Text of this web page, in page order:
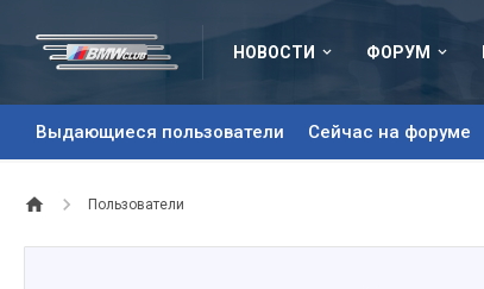
НОВОСТИ ФОРУМ
Выдающиеся пользователи Сейчас на форуме
Пользователи